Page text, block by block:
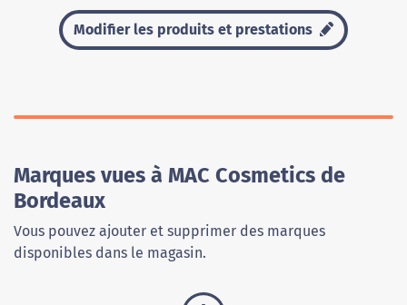
Modifier les produits et prestations
Marques vues à MAC Cosmetics de
Bordeaux
Vous pouvez ajouter et supprimer des marques
disponibles dans le magasin.